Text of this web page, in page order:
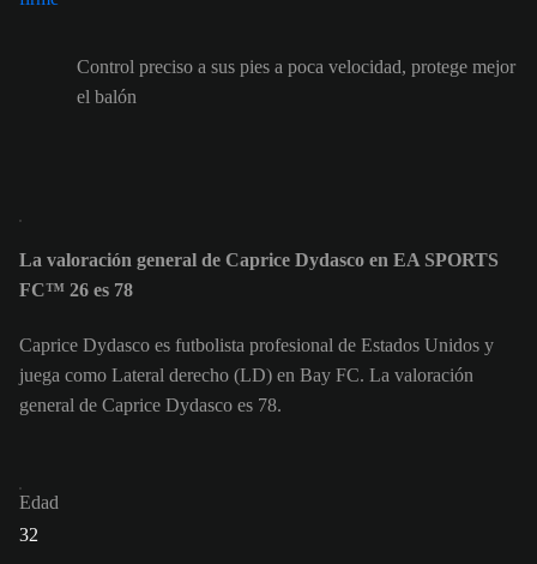
Control preciso a sus pies a poca velocidad, protege mejor
el balón
La valoración general de Caprice Dydasco en EA SPORTS
FC™ 26 es 78
Caprice Dydasco es futbolista profesional de Estados Unidos y
juega como Lateral derecho (LD) en Bay FC. La valoración
general de Caprice Dydasco es 78.
Edad
32